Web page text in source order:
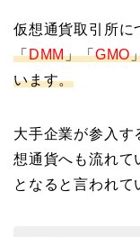
仮想通貨取引所に
「DMM」「GMO
います。
大手企業が参入す
想通貨へも流れて
となると言われて